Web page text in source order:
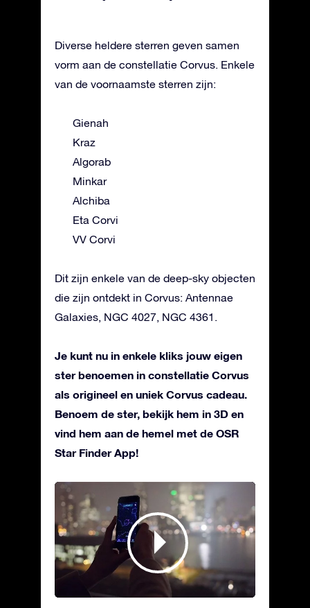
Diverse heldere sterren geven samen
vorm aan de constellatie Corvus. Enkele
van de voornaamste sterren zijn:
Gienah
Kraz
Algorab
Minkar
Alchiba
Eta Corvi
VV Corvi
Dit zijn enkele van de deep-sky objecten
die zijn ontdekt in Corvus: Antennae
Galaxies, NGC 4027, NGC 4361.
Je kunt nu in enkele kliks jouw eigen
ster benoemen in constellatie Corvus
als origineel en uniek Corvus cadeau.
Benoem de ster, bekijk hem in 3D en
vind hem aan de hemel met de OSR
Star Finder App!